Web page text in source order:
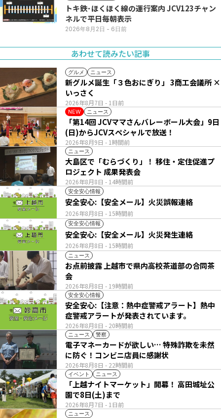
トキ鉄･ほくほく線の運行案内 JCV123チャン
ネルで平日毎朝表示
2026年8月2日 - 6日前
あわせて読みたい記事
グルメ ニュース
2026年8月7日 - 1日前
新グルメ誕生「３色おにぎり」 3商工会議所 ×
いっさく
NEW ニュース
2026年8月9日 - 1時間前
「第14回 JCVママさんバレーボール大会」9日
(日)からJCVスペシャルで放送！
ニュース
2026年8月8日 - 14時間前
大島区で「むらづくり」！ 移住・定住促進プ
ロジェクト 成果発表会
安全安心情報
2026年8月8日 - 15時間前
安全安心:【安全メール】火災誤報連絡
安全安心情報
2026年8月8日 - 15時間前
安全安心:【安全メール】火災発生連絡
ニュース
2026年8月8日 - 19時間前
お点前披露 上越市で県内高校茶道部の合同茶
会
安全安心情報
2026年8月8日 - 20時間前
安全安心:【注意：熱中症警戒アラート】熱中
症警戒アラートが発表されています。
ニュース 警察
2026年8月8日 - 22時間前
電子マネーカードが欲しい… 特殊詐欺を未然
に防ぐ！コンビニ店員に感謝状
イベント ニュース
2026年8月7日 - 1日前
「上越ナイトマーケット」開幕！ 高田城址公
園で8日(土)まで
ニュース